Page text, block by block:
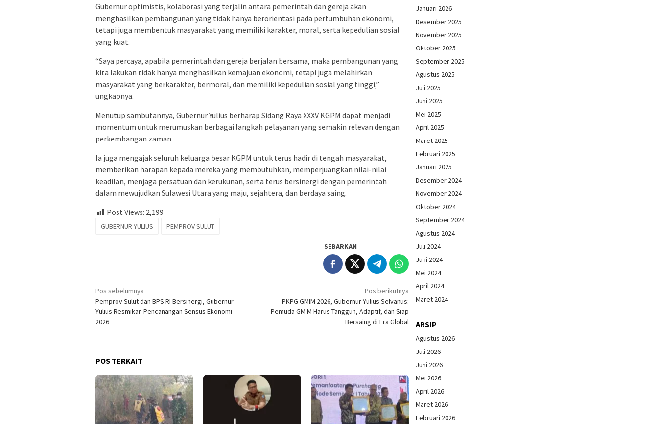
Gubernur optimistis, kolaborasi yang terjalin antara pemerintah dan gereja akan
menghasilkan pembangunan yang tidak hanya berorientasi pada pertumbuhan ekonomi,
tetapi juga membentuk masyarakat yang memiliki karakter, moral, serta kepedulian sosial
yang kuat.
“Saya percaya, apabila pemerintah dan gereja berjalan bersama, maka pembangunan yang
kita lakukan tidak hanya menghasilkan kemajuan ekonomi, tetapi juga melahirkan
masyarakat yang berkarakter, bermoral, dan memiliki kepedulian sosial yang tinggi,”
ungkapnya.
Menutup sambutannya, Gubernur Yulius berharap Sidang Raya XXXV KGPM dapat menjadi
momentum untuk merumuskan berbagai langkah pelayanan yang semakin relevan dengan
perkembangan zaman.
Ia juga mengajak seluruh keluarga besar KGPM untuk terus hadir di tengah masyarakat,
memberikan harapan kepada mereka yang membutuhkan, memperjuangkan nilai-nilai
keadilan, menjaga persatuan dan kerukunan, serta terus bersinergi dengan pemerintah
dalam mewujudkan Sulawesi Utara yang maju, sejahtera, dan berdaya saing.
Post Views: 2,199
GUBERNUR YULIUS PEMPROV SULUT
SEBARKAN
Navigasi
pos
Pos sebelumnya
Pemprov Sulut dan BPS RI Bersinergi, Gubernur
Yulius Resmikan Pencanangan Sensus Ekonomi
2026
Pos berikutnya
PKPG GMIM 2026, Gubernur Yulius Selvanus:
Pemuda GMIM Harus Tangguh, Adaptif, dan Siap
Bersaing di Era Global
POS TERKAIT
Januari 2026
Desember 2025
November 2025
Oktober 2025
September 2025
Agustus 2025
Juli 2025
Juni 2025
Mei 2025
April 2025
Maret 2025
Februari 2025
Januari 2025
Desember 2024
November 2024
Oktober 2024
September 2024
Agustus 2024
Juli 2024
Juni 2024
Mei 2024
April 2024
Maret 2024
ARSIP
Agustus 2026
Juli 2026
Juni 2026
Mei 2026
April 2026
Maret 2026
Februari 2026